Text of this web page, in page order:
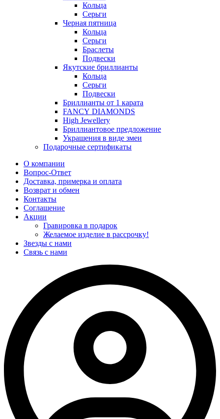
Кольца
Серьги
Черная пятница
Кольца
Серьги
Браслеты
Подвески
Якутские бриллианты
Кольца
Серьги
Подвески
Бриллианты от 1 карата
FANCY DIAMONDS
High Jewellery
Бриллиантовое предложение
Украшения в виде змеи
Подарочные сертификаты
О компании
Вопрос-Ответ
Доставка, примерка и оплата
Возврат и обмен
Контакты
Соглашение
Акции
Гравировка в подарок
Желаемое изделие в рассрочку!
Звезды с нами
Связь с нами